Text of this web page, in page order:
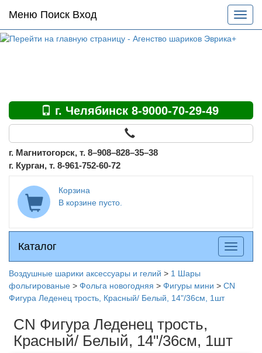
Основное
меню
по
Меню Поиск Вход
меню
г. Челябинск 8-9000-70-29-49
г. Магнитогорск, т. 8–908–828–35–38
г. Курган, т. 8-961-752-60-72
Корзина
В корзине пусто.
Каталог
Каталог
меню
Воздушные шарики аксессуары и гелий > 1 Шары
фольгированые > Фольга новогодняя > Фигуры мини > CN
Фигура Леденец трость, Красный/ Белый, 14"/36см, 1шт
CN Фигура Леденец трость,
Красный/ Белый, 14"/36см, 1шт